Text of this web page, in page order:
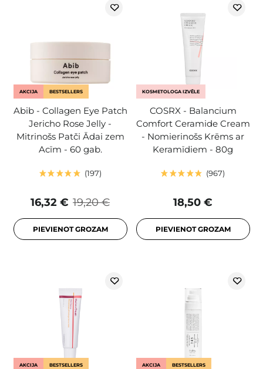
AKCIJA BESTSELLERS
Abib - Collagen Eye Patch
Jericho Rose Jelly -
Mitrinošs Patči Ādai zem
Acīm - 60 gab.
197
19,20 €
16,32 €
PIEVIENOT GROZAM
KOSMETOLOGA IZVĒLE
COSRX - Balancium
Comfort Ceramide Cream
- Nomierinošs Krēms ar
Keramīdiem - 80g
967
18,50 €
PIEVIENOT GROZAM
AKCIJA BESTSELLERS AKCIJA BESTSELLERS